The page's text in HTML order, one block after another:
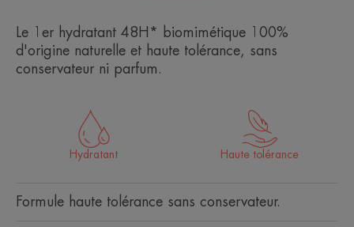
Le 1er hydratant 48H* biomimétique 100%
d'origine naturelle et haute tolérance, sans
conservateur ni parfum.
Hydratant Haute tolérance
Formule haute tolérance sans conservateur.